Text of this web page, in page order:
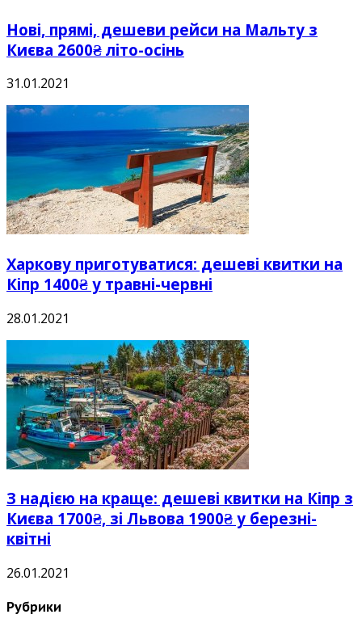
Нові, прямі, дешеви рейси на Мальту з
Києва 2600₴ літо-осінь
31.01.2021
Харкову приготуватися: дешеві квитки на
Кіпр 1400₴ у травні-червні
28.01.2021
З надією на краще: дешеві квитки на Кіпр з
Києва 1700₴, зі Львова 1900₴ у березні-
квітні
26.01.2021
Рубрики